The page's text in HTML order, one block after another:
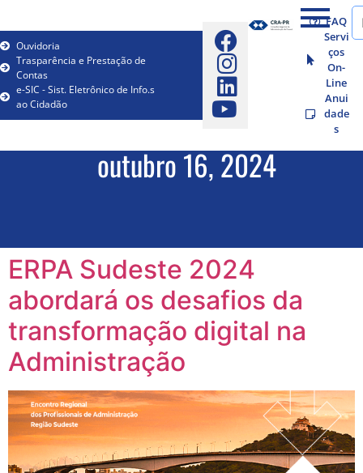
Ouvidoria
Trasparência e Prestação de
Contas
e-SIC - Sist. Eletrônico de Info.s
ao Cidadão
FAQ
Servi
ços
On-
Line
Anui
dade
s
outubro 16, 2024
ERPA Sudeste 2024
abordará os desafios da
transformação digital na
Administração